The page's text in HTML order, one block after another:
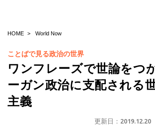
HOME World Now
ことばで見る政治の世界
ワンフレーズで世論をつ
ーガン政治に支配される
主義
更新日： 2019.12.20